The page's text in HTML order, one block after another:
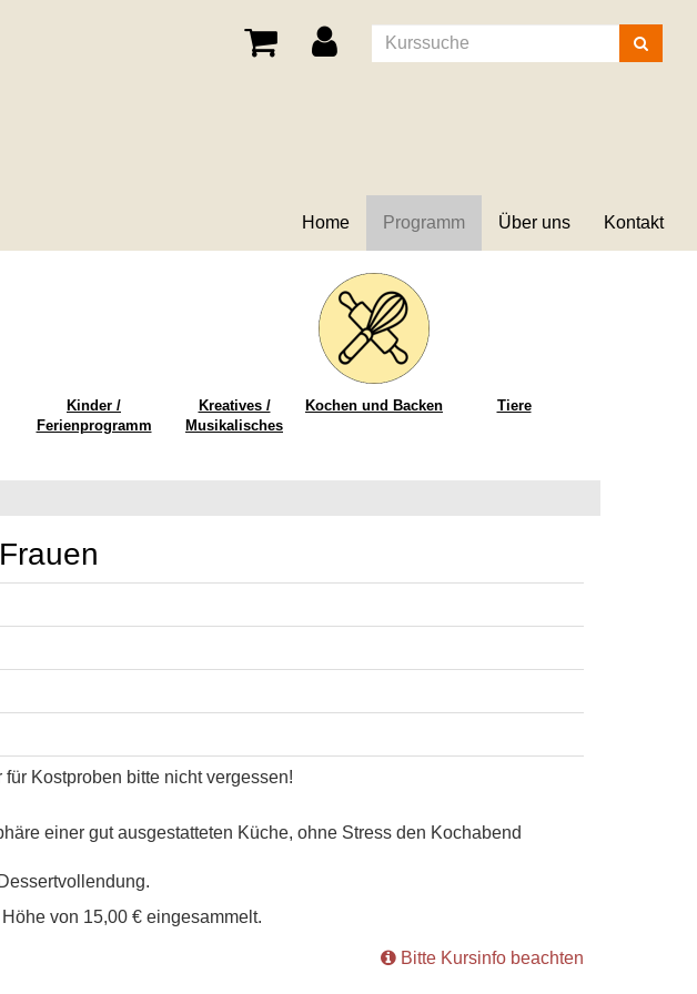
Kurse
suchen
Home Programm Über uns Kontakt
Kinder /
Ferienprogramm
Kreatives /
Musikalisches
Kochen und Backen Tiere
Kostproben bitte nicht vergessen!
einer gut ausgestatteten Küche, ohne Stress den Kochabend
von 15,00 € eingesammelt.
Bitte Kursinfo beachten